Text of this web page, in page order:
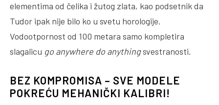
elementima od čelika i žutog zlata, kao podsetnik da
Tudor ipak nije bilo ko u svetu horologije.
Vodootpornost od 100 metara samo kompletira
slagalicu go anywhere do anythingsvestranosti.
BEZ KOMPROMISA – SVE MODELE
POKREĆU MEHANIČKI KALIBRI!